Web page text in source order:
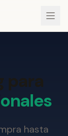
para
hasta